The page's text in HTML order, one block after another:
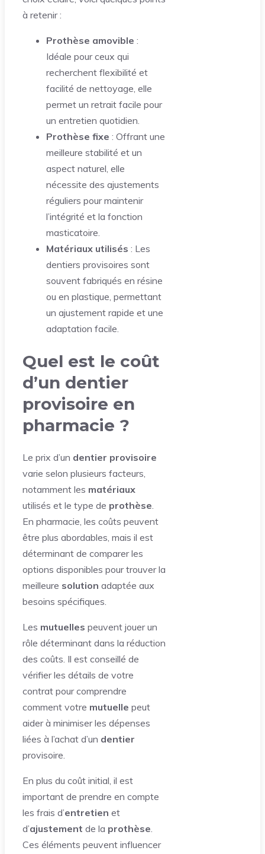
à retenir :
Prothèse amovible :
Idéale pour ceux qui
recherchent flexibilité et
facilité de nettoyage, elle
permet un retrait facile pour
un entretien quotidien.
Prothèse fixe : Offrant une
meilleure stabilité et un
aspect naturel, elle
nécessite des ajustements
réguliers pour maintenir
l’intégrité et la fonction
masticatoire.
Matériaux utilisés : Les
dentiers provisoires sont
souvent fabriqués en résine
ou en plastique, permettant
un ajustement rapide et une
adaptation facile.
Quel est le coût
d’un dentier
provisoire en
pharmacie ?
Le prix d’un dentier provisoire
varie selon plusieurs facteurs,
notamment les matériaux
utilisés et le type de prothèse.
En pharmacie, les coûts peuvent
être plus abordables, mais il est
déterminant de comparer les
options disponibles pour trouver la
meilleure solution adaptée aux
besoins spécifiques.
Les mutuelles peuvent jouer un
rôle déterminant dans la réduction
des coûts. Il est conseillé de
vérifier les détails de votre
contrat pour comprendre
comment votre mutuelle peut
aider à minimiser les dépenses
liées à l’achat d’un dentier
provisoire.
En plus du coût initial, il est
important de prendre en compte
les frais d’entretien et
d’ajustement de la prothèse.
Ces éléments peuvent influencer